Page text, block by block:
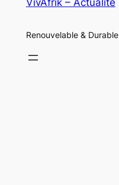
VivAfrik – Actualité
Renouvelable & Durable